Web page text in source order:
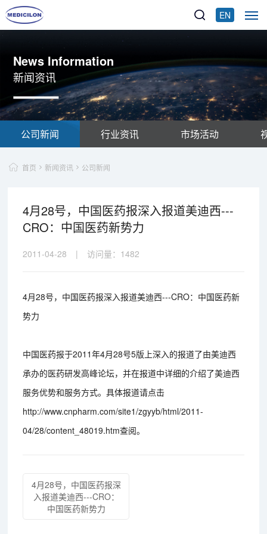
EN
News Information
新闻资讯
公司新闻 行业资讯 市场活动
首页 新闻资讯 公司新闻
4月28号，中国医药报深入报道美迪西---
CRO：中国医药新势力
2011-04-28 | 访问量： 1482
4月28号，中国医药报深入报道美迪西---CRO：中国医药新
势力
中国医药报于2011年4月28号5版上深入的报道了由美迪西
承办的医药研发高峰论坛，并在报道中详细的介绍了美迪西
服务优势和服务方式。具体报道请点击
http://www.cnpharm.com/site1/zgyyb/html/2011-
04/28/content_48019.htm查阅。
4月28号，中国医药报深
入报道美迪西---CRO：
中国医药新势力